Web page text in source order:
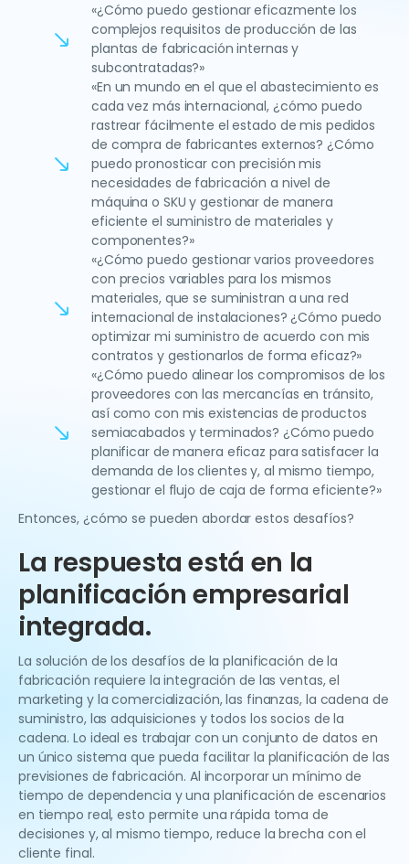
«¿Cómo puedo gestionar eficazmente los
complejos requisitos de producción de las
plantas de fabricación internas y
subcontratadas?»
«En un mundo en el que el abastecimiento es
cada vez más internacional, ¿cómo puedo
rastrear fácilmente el estado de mis pedidos
de compra de fabricantes externos? ¿Cómo
puedo pronosticar con precisión mis
necesidades de fabricación a nivel de
máquina o SKU y gestionar de manera
eficiente el suministro de materiales y
componentes?»
«¿Cómo puedo gestionar varios proveedores
con precios variables para los mismos
materiales, que se suministran a una red
internacional de instalaciones? ¿Cómo puedo
optimizar mi suministro de acuerdo con mis
contratos y gestionarlos de forma eficaz?»
«¿Cómo puedo alinear los compromisos de los
proveedores con las mercancías en tránsito,
así como con mis existencias de productos
semiacabados y terminados? ¿Cómo puedo
planificar de manera eficaz para satisfacer la
demanda de los clientes y, al mismo tiempo,
gestionar el flujo de caja de forma eficiente?»
Entonces, ¿cómo se pueden abordar estos desafíos?
La respuesta está en la
planificación empresarial
integrada.
La solución de los desafíos de la planificación de la
fabricación requiere la integración de las ventas, el
marketing y la comercialización, las finanzas, la cadena de
suministro, las adquisiciones y todos los socios de la
cadena. Lo ideal es trabajar con un conjunto de datos en
un único sistema que pueda facilitar la planificación de las
previsiones de fabricación. Al incorporar un mínimo de
tiempo de dependencia y una planificación de escenarios
en tiempo real, esto permite una rápida toma de
decisiones y, al mismo tiempo, reduce la brecha con el
cliente final.